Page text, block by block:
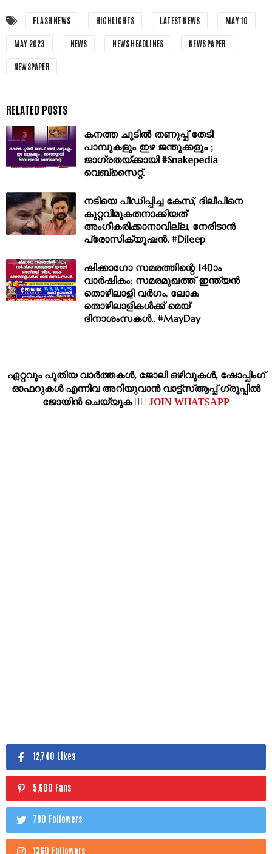
FLASH NEWS HIGHLIGHTS LATEST NEWS MAY 10
MAY 2023 NEWS NEWS HEADLINES NEWS PAPER
NEWSPAPER
കനത്ത ചൂടിൽ തണുപ്പ് തേടി
പാമ്പുകളും ഇഴ ജന്തുക്കളും ;
ജാഗ്രതയ്ക്കായി #Snakepedia
വെബ്‌സൈറ്റ്.
നടിയെ പീഡിപ്പിച്ച കേസ്, ദിലീപിനെ
കുറ്റവിമുകതനാക്കിയത്
അംഗീകരിക്കാനാവില്ല, നേരിടാൻ
പ്രോസിക്യൂഷൻ. #Dileep
ഷിക്കാഗോ സമരത്തിന്റെ 140ാം
വാർഷികം: സമരമുഖത്ത് ഇന്ത്യൻ
തൊഴിലാളി വർഗം, ലോക
തൊഴിലാളികൾക്ക് മെയ്
ദിനാശംസകൾ.. #MayDay
ഏറ്റവും പുതിയ വാര്‍ത്തകള്‍, ജോലി ഒഴിവുകള്‍, ഷോപ്പിംഗ്‌
ഓഫറുകള്‍ എന്നിവ അറിയുവാന്‍ വാട്ട്സ്ആപ്പ് ഗ്രൂപ്പില്‍
ജോയിന്‍ ചെയ്യുക 👉🏽 JOIN WHATSAPP
12,740 Likes
5,600 Fans
790 Followers
1360 Followers